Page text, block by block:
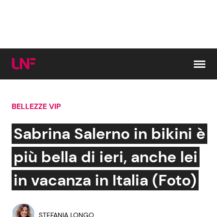
Cerca:
News e Cronaca
Attualità Italiana
Gossip e TV
Bellezze VIP
BELLEZZE VIP
Sabrina Salerno in bikini è
più bella di ieri, anche lei
in vacanza in Italia (Foto)
STEFANIA LONGO